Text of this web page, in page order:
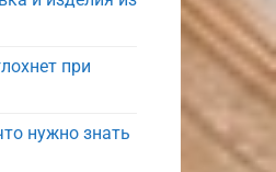
при
нужно знать